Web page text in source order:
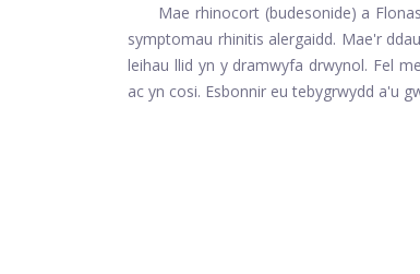
Mae rhinocort (budesonide) a
symptomau rhinitis alergaidd. Mae'r
leihau llid yn y dramwyfa drwynol. Fel
ac yn cosi. Esbonnir eu tebygrwydd a'u